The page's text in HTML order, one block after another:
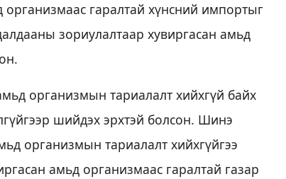
организмаас гаралтай хүнсний импортыг
зориулалтаар хувиргасан амьд
организмын тариалалт хийхгүй байх
шийдэх эрхтэй болсон. Шинэ
организмын тариалалт хийхгүйгээ
амьд организмаас гаралтай газар